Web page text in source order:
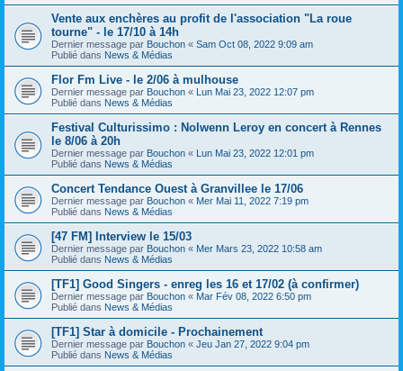
Vente aux enchères au profit de l'association "La roue
tourne" - le 17/10 à 14h
Dernier message par Bouchon « Sam Oct 08, 2022 9:09 am
Publié dans News & Médias
Flor Fm Live - le 2/06 à mulhouse
Dernier message par Bouchon « Lun Mai 23, 2022 12:07 pm
Publié dans News & Médias
Festival Culturissimo : Nolwenn Leroy en concert à Rennes
le 8/06 à 20h
Dernier message par Bouchon « Lun Mai 23, 2022 12:01 pm
Publié dans News & Médias
Concert Tendance Ouest à Granvillee le 17/06
Dernier message par Bouchon « Mer Mai 11, 2022 7:19 pm
Publié dans News & Médias
[47 FM] Interview le 15/03
Dernier message par Bouchon « Mer Mars 23, 2022 10:58 am
Publié dans News & Médias
[TF1] Good Singers - enreg les 16 et 17/02 (à confirmer)
Dernier message par Bouchon « Mar Fév 08, 2022 6:50 pm
Publié dans News & Médias
[TF1] Star à domicile - Prochainement
Dernier message par Bouchon « Jeu Jan 27, 2022 9:04 pm
Publié dans News & Médias